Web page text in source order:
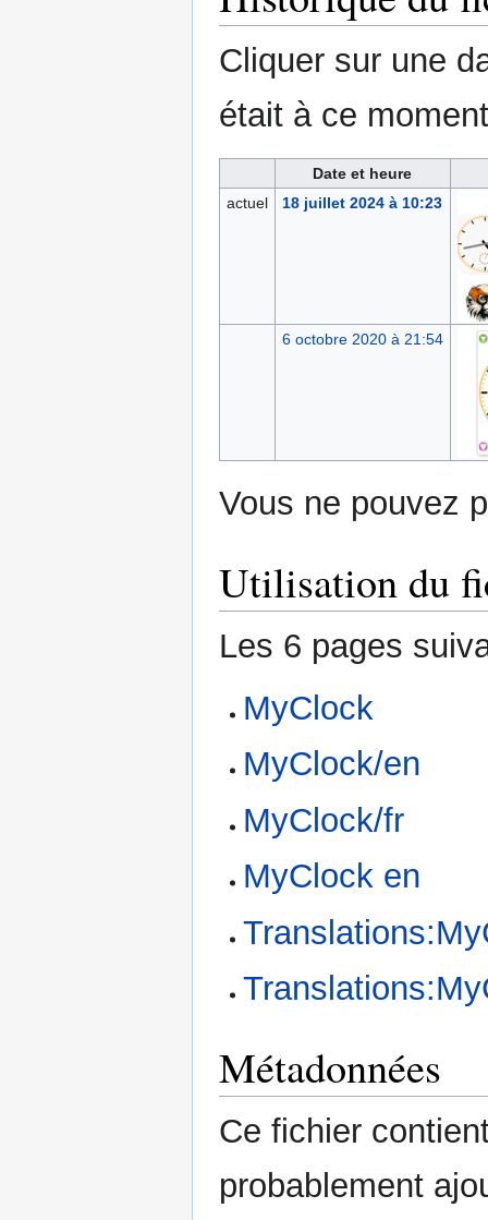
Cliquer sur une
était à ce
Date et heure
actuel
18 juillet 2024 à 10:23
6 octobre 2020 à 21:54
Vous ne pouvez
Utilisation du
Les 6 pages
MyClock
MyClock/en
MyClock/fr
MyClock en
Métadonnées
Ce fichier
probablement